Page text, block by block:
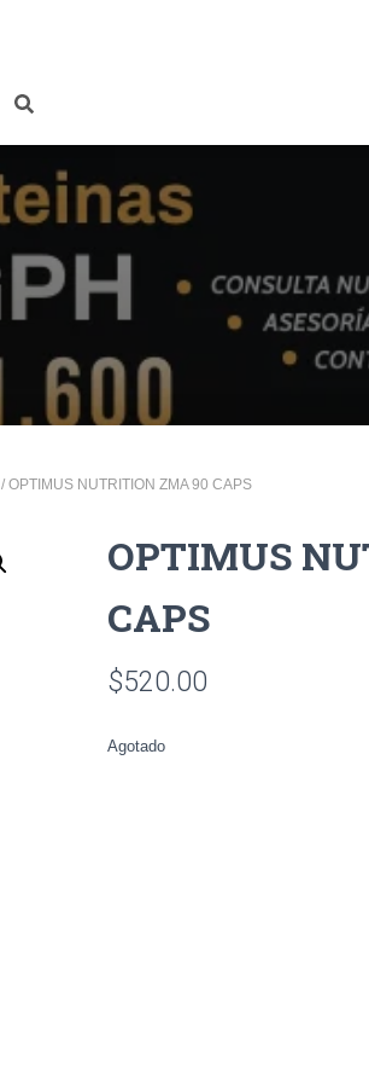
/ OPTIMUS NUTRITION ZMA 90 CAPS
OPTIMUS
CAPS
$520.00
Agotado